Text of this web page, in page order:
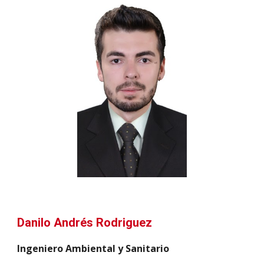
Danilo Andrés Rodriguez
Ingeniero Ambiental y Sanitario